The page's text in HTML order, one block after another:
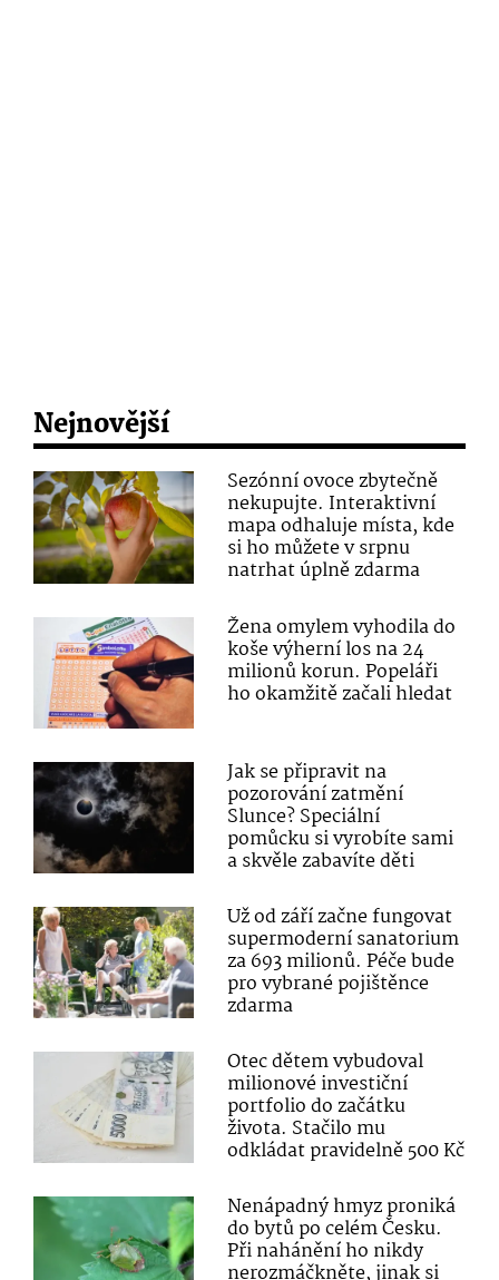
Nejnovější
Sezónní ovoce zbytečně
nekupujte. Interaktivní
mapa odhaluje místa, kde
si ho můžete v srpnu
natrhat úplně zdarma
Žena omylem vyhodila do
koše výherní los na 24
milionů korun. Popeláři
ho okamžitě začali hledat
Jak se připravit na
pozorování zatmění
Slunce? Speciální
pomůcku si vyrobíte sami
a skvěle zabavíte děti
Už od září začne fungovat
supermoderní sanatorium
za 693 milionů. Péče bude
pro vybrané pojištěnce
zdarma
Otec dětem vybudoval
milionové investiční
portfolio do začátku
života. Stačilo mu
odkládat pravidelně 500 Kč
Nenápadný hmyz proniká
do bytů po celém Česku.
Při nahánění ho nikdy
nerozmáčkněte, jinak si